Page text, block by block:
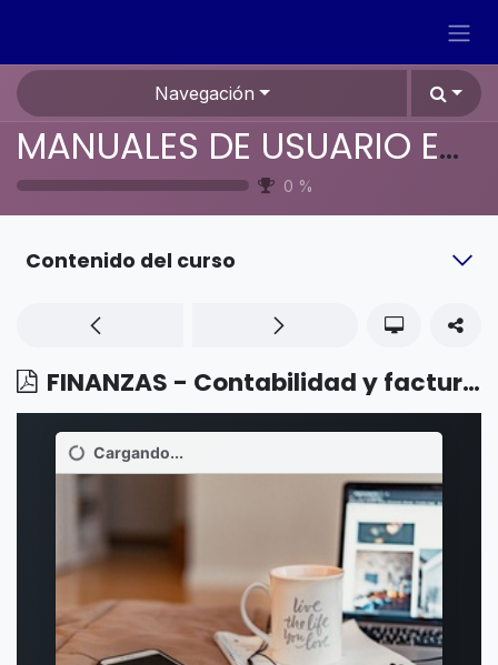
Navegación
MANUALES DE USUARIO EN ESPAÑOL ODOO 19
0 %
Contenido del curso
FINANZAS - Contabilidad y facturación - Reportes personalizados